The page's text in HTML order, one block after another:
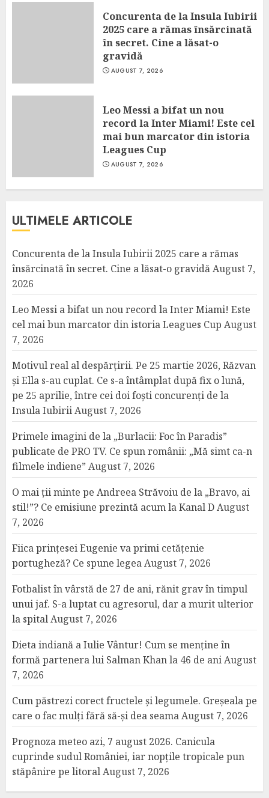
Concurenta de la Insula Iubirii
2025 care a rămas însărcinată
în secret. Cine a lăsat-o
gravidă
AUGUST 7, 2026
Leo Messi a bifat un nou
record la Inter Miami! Este cel
mai bun marcator din istoria
Leagues Cup
AUGUST 7, 2026
ULTIMELE ARTICOLE
Concurenta de la Insula Iubirii 2025 care a rămas
însărcinată în secret. Cine a lăsat-o gravidăAugust 7,
2026
Leo Messi a bifat un nou record la Inter Miami! Este
cel mai bun marcator din istoria Leagues Cup August
7, 2026
Motivul real al despărțirii. Pe 25 martie 2026, Răzvan
și Ella s-au cuplat. Ce s-a întâmplat după fix o lună,
pe 25 aprilie, între cei doi foști concurenți de la
Insula IubiriiAugust 7, 2026
Primele imagini de la „Burlacii: Foc în Paradis”
publicate de PRO TV. Ce spun românii: „Mă simt ca-n
filmele indiene” August 7, 2026
O mai ții minte pe Andreea Străvoiu de la „Bravo, ai
stil!”? Ce emisiune prezintă acum la Kanal DAugust
7, 2026
Fiica prințesei Eugenie va primi cetățenie
portugheză? Ce spune legeaAugust 7, 2026
Fotbalist în vârstă de 27 de ani, rănit grav în timpul
unui jaf. S-a luptat cu agresorul, dar a murit ulterior
la spitalAugust 7, 2026
Dieta indiană a Iulie Vântur! Cum se menține în
formă partenera lui Salman Khan la 46 de aniAugust
7, 2026
Cum păstrezi corect fructele și legumele. Greșeala pe
care o fac mulți fără să-și dea seamaAugust 7, 2026
Prognoza meteo azi, 7 august 2026. Canicula
cuprinde sudul României, iar nopțile tropicale pun
stăpânire pe litoralAugust 7, 2026